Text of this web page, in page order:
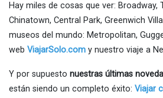
Hay miles de cosas que ver: Broadway,
Chinatown, Central Park, Greenwich
museos del mundo: Metropolitan,
web ViajarSolo.com y nuestro viaje a
Y por supuesto nuestras últimas
están siendo un completo éxito: Viajar